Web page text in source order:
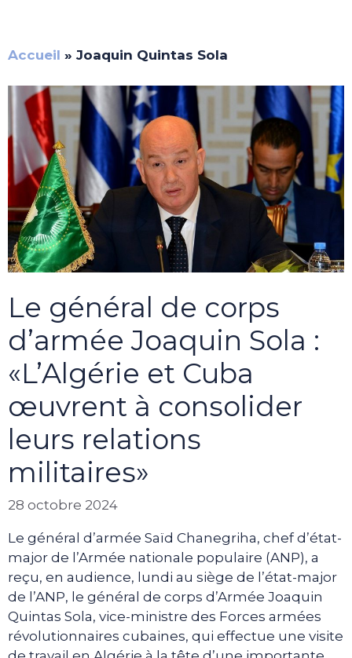
Accueil » Joaquin Quintas Sola
Le général de corps
d’armée Joaquin Sola :
«L’Algérie et Cuba
œuvrent à consolider
leurs relations
militaires»
28 octobre 2024
Le général d’armée Saïd Chanegriha, chef d’état-
major de l’Armée nationale populaire (ANP), a
reçu, en audience, lundi au siège de l’état-major
de l’ANP, le général de corps d’Armée Joaquin
Quintas Sola, vice-ministre des Forces armées
révolutionnaires cubaines, qui effectue une visite